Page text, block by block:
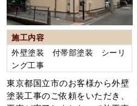
施工内容
外壁塗装 付帯部塗装 シーリ
ング工事
東京都国立市のお客様から外壁
塗装工事のご依頼をいただき、